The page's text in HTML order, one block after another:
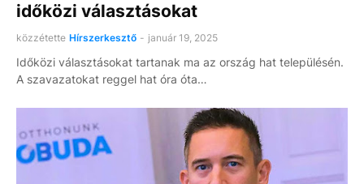
időközi választásokat
közzétette Hírszerkesztő - január 19, 2025
Időközi választásokat tartanak ma az ország hat településén.
A szavazatokat reggel hat óra óta…